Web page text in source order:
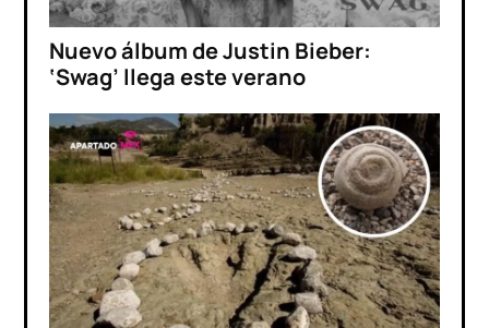
Nuevo álbum de Justin Bieber:
‘Swag’ llega este verano